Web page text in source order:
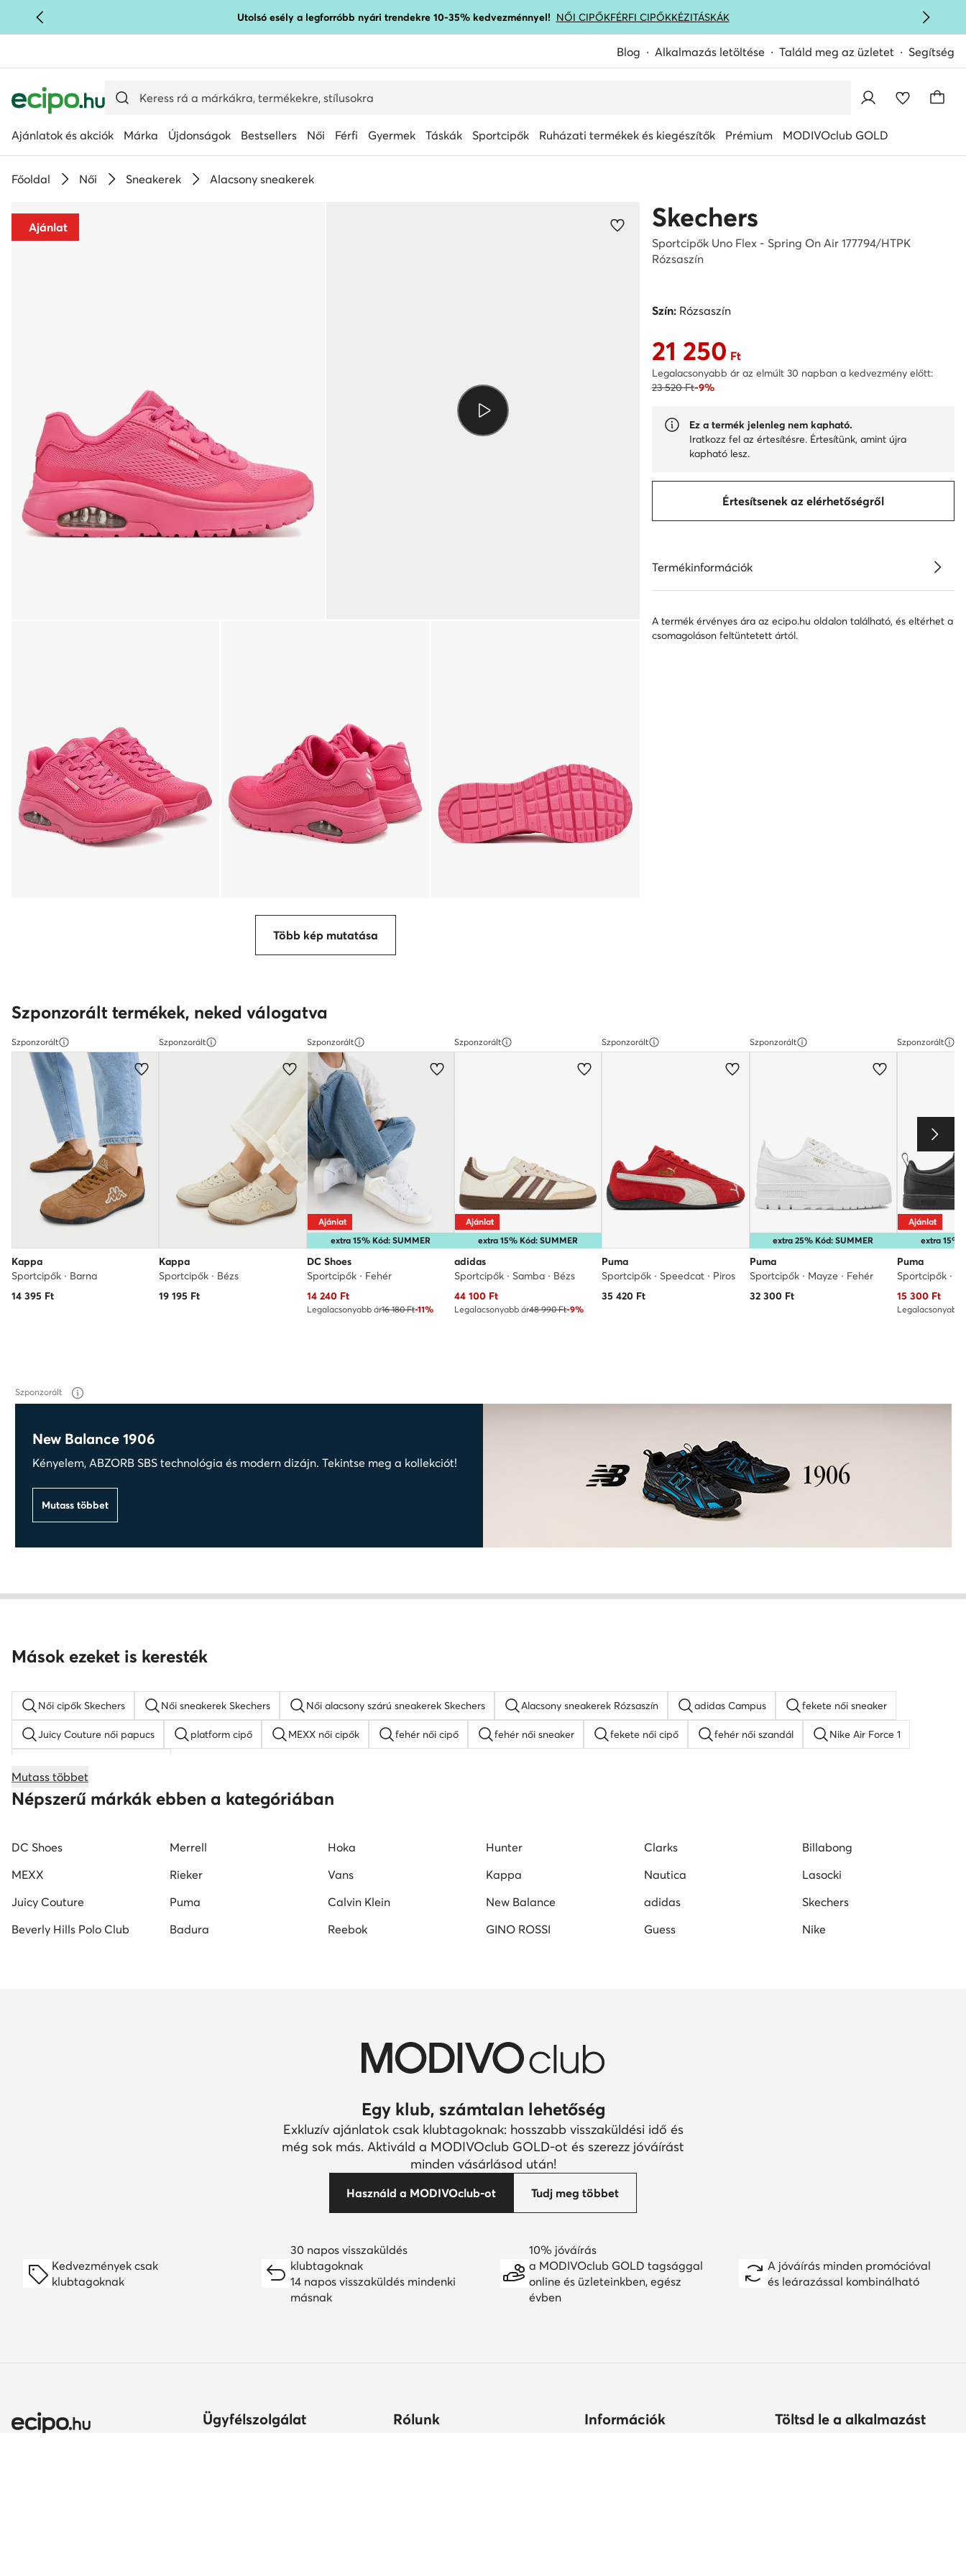
UGRÁS A FŐ TARTALOMRA Utolsó esély a legforróbb nyári trendekre 10-35% kedvezménnyel! NŐI CIPŐKFÉRFI CIPŐKKÉZITÁSKÁK
Blog Alkalmazás letöltése Találd meg az üzletet Segítség
Ajánlatok és akciók Márka Újdonságok Bestsellers Női Férfi Gyermek Táskák Sportcipők Ruházati termékek és kiegészítők Prémium MODIVOclub GOLD
Főoldal Női Sneakerek Alacsony sneakerek
Több kép mutatása
Ajánlat Skechers
Sportcipők Uno Flex - Spring On Air 177794/HTPK
Rózsaszín
Szín:Rózsaszín
Aktuális ár 21 250 Ft
21 250 Ft
Legalacsonyabb ár az elmúlt 30 napban a kedvezmény előtt:
23 520 Ft-9%
Ez a termék jelenleg nem kapható.
Iratkozz fel az értesítésre. Értesítünk, amint újra
kapható lesz.
Értesítsenek az elérhetőségről
Termékinformációk
A termék érvényes ára az ecipo.hu oldalon található, és eltérhet a
csomagoláson feltüntetett ártól.
Szponzorált termékek, neked válogatva
Szponzorált
Kappa
Sportcipők · Barna
14 395 Ft
Szponzorált
Kappa
Sportcipők · Bézs
19 195 Ft
Szponzorált
extra 15% Kód: SUMMER
Ajánlat
DC Shoes
Sportcipők · Fehér
Aktuális ár
14 240Ft
Legalacsonyabb ár16 180 Ft-11%
Szponzorált
extra 15% Kód: SUMMER
Ajánlat
adidas
Sportcipők · Samba · Bézs
Aktuális ár
44 100Ft
Legalacsonyabb ár48 990 Ft-9%
Szponzorált
Puma
Sportcipők · Speedcat · Piros
35 420 Ft
Szponzorált
extra 25% Kód: SUMMER
Puma
Sportcipők · Mayze · Fehér
32 300Ft
Szponzorált
extra 15%
Ajánlat
Puma
Sportcipők ·
Aktuális ár
15 300Ft
Legalacsonyabb
Szponzorált
New Balance 1906
Kényelem, ABZORB SBS technológia és modern dizájn. Tekintse meg a kollekciót!
Mutass többet
Mások ezeket is keresték
Női cipők Skechers Női sneakerek Skechers Női alacsony szárú sneakerek Skechers Alacsony sneakerek Rózsaszín adidas Campus fekete női sneaker
Juicy Couture női papucs platform cipő MEXX női cipők fehér női cipő fehér női sneaker fekete női cipő fehér női szandál Nike Air Force 1
női éksarkú szandálok női magasszárú tornacipők
Mutass többet
Népszerű márkák ebben a kategóriában
DC Shoes Merrell Hoka Hunter Clarks
Billabong
MEXX
Rieker Vans Kappa Nautica
Lasocki
Juicy Couture
Puma Calvin Klein New Balance adidas
Skechers
Beverly Hills Polo Club
Badura Reebok GINO ROSSI Guess Nike
Egy klub, számtalan lehetőség
Exkluzív ajánlatok csak klubtagoknak: hosszabb visszaküldési idő és
még sok más. Aktiváld a MODIVOclub GOLD-ot és szerezz jóváírást
minden vásárlásod után!
Használd a MODIVOclub-ot Tudj meg többet
Kedvezmények csak
klubtagoknak
30 napos visszaküldés
klubtagoknak
14 napos visszaküldés mindenki
másnak
10% jóváírás
a MODIVOclub GOLD tagsággal
online és üzleteinkben, egész
évben
A jóváírás minden promócióval
és leárazással kombinálható
Ügyfélszolgálat Rólunk Információk Töltsd le a alkalmazást